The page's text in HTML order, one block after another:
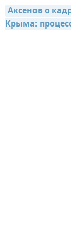
Аксенов о
Крыма: